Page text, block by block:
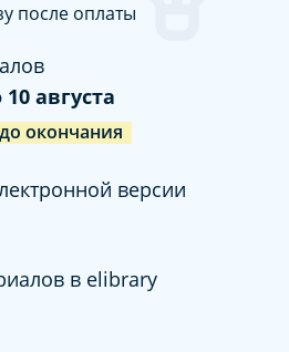
после оплаты
10 августа
до окончания
версии
в elibrary